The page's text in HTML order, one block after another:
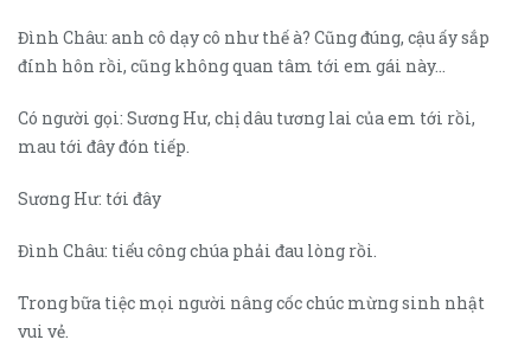
Đình Châu: anh cô dạy cô như thế à? Cũng đúng, cậu ấy sắp
đính hôn rồi, cũng không quan tâm tới em gái này…
Có người gọi: Sương Hư, chị dâu tương lai của em tới rồi,
mau tới đây đón tiếp.
Sương Hư: tới đây
Đình Châu: tiểu công chúa phải đau lòng rồi.
Trong bữa tiệc mọi người nâng cốc chúc mừng sinh nhật
vui vẻ.